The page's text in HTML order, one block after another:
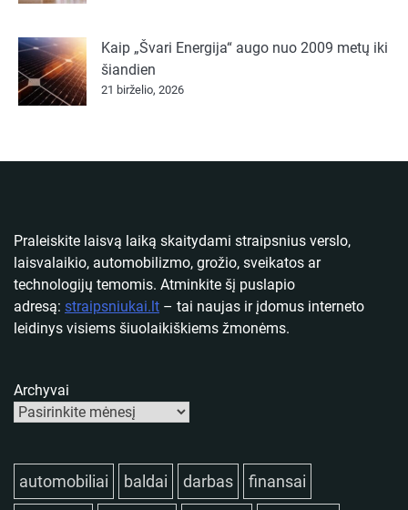
Kaip „Švari Energija“ augo nuo 2009 metų iki
šiandien
21 birželio, 2026
Praleiskite laisvą laiką skaitydami straipsnius verslo,
laisvalaikio, automobilizmo, grožio, sveikatos ar
technologijų temomis. Atminkite šį puslapio
adresą: straipsniukai.lt – tai naujas ir įdomus interneto
leidinys visiems šiuolaikiškiems žmonėms.
Archyvai
automobiliai baldai darbas finansai